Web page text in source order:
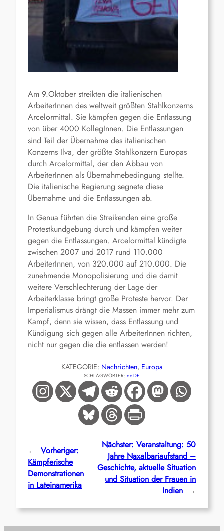
Am 9.Oktober streikten die italienischen
ArbeiterInnen des weltweit größten Stahlkonzerns
Arcelormittal. Sie kämpfen gegen die Entlassung
von über 4000 KollegInnen. Die Entlassungen
sind Teil der Übernahme des italienischen
Konzerns Ilva, der größte Stahlkonzern Europas
durch Arcelormittal, der den Abbau von
ArbeiterInnen als Übernahmebedingung stellte.
Die italienische Regierung segnete diese
Übernahme und die Entlassungen ab.
In Genua führten die Streikenden eine große
Protestkundgebung durch und kämpfen weiter
gegen die Entlassungen. Arcelormittal kündigte
zwischen 2007 und 2017 rund 110.000
ArbeiterInnen, von 320.000 auf 210.000. Die
zunehmende Monopolisierung und die damit
weitere Verschlechterung der Lage der
Arbeiterklasse bringt große Proteste hervor. Der
Imperialismus drängt die Massen immer mehr zum
Kampf, denn sie wissen, dass Entlassung und
Kündigung sich gegen alle ArbeiterInnen richten,
nicht nur gegen die die entlassen werden!
KATEGORIE: Nachrichten, Europa
SCHLAGWÖRTER: de-DE
← Vorheriger:
Kämpferische
Demonstrationen
in Lateinamerika
Nächster: Veranstaltung: 50
Jahre Naxalbariaufstand –
Geschichte, aktuelle Situation
und Situation der Frauen in
Indien →